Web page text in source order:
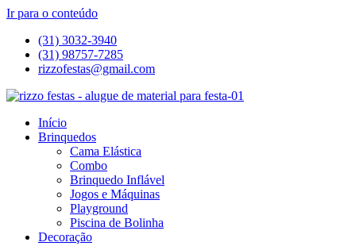
Ir para o conteúdo
(31) 3032-3940
(31) 98757-7285
rizzofestas@gmail.com
Início
Brinquedos
Cama Elástica
Combo
Brinquedo Inflável
Jogos e Máquinas
Playground
Piscina de Bolinha
Decoração